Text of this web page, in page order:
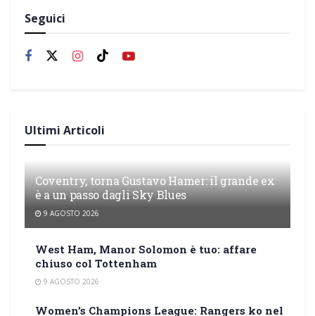
Seguici
Ultimi Articoli
Coventry, torna Gustavo Hamer: il grande ex
è a un passo dagli Sky Blues
9 AGOSTO 2026
West Ham, Manor Solomon è tuo: affare
chiuso col Tottenham
9 AGOSTO 2026
Women’s Champions League: Rangers ko nel